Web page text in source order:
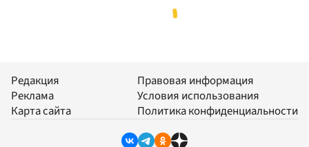
Редакция
Реклама
Карта сайта
Правовая информация
Условия использования
Политика конфиденциальности